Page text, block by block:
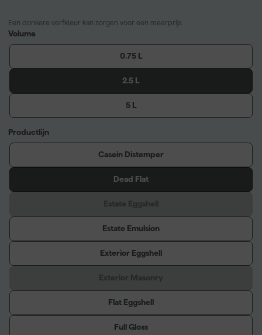
Een donkere verfkleur kan zorgen voor een meerprijs.
Volume
0.75 L
2.5 L
5 L
Productlijn
Casein Distemper
Dead Flat
Estate Emulsion
Exterior Eggshell
Flat Eggshell
Full Gloss